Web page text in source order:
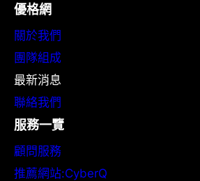
優格網
關於我們
團隊組成
最新消息
聯絡我們
服務一覽
顧問服務
推薦網站:CyberQ